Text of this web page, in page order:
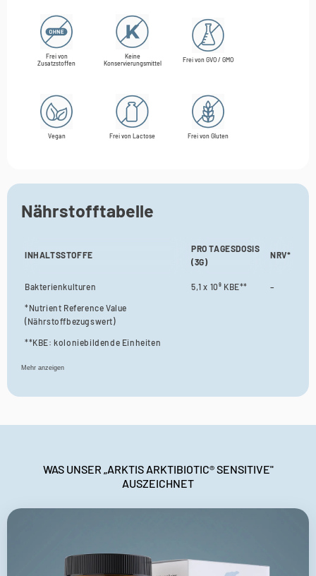
Frei von
Zusatzstoffen
Keine
Konservierungsmittel
Frei von GVO / GMO
Vegan Frei von Lactose Frei von Gluten
Nährstofftabelle
INHALTSSTOFFE
PRO TAGESDOSIS
(3G)
NRV*
Bakterienkulturen 5,1 x 10⁹ KBE** –
*Nutrient Reference Value
(Nährstoffbezugswert)
**KBE: koloniebildende Einheiten
Mehr anzeigen
WAS UNSER „ARKTIS ARKTIBIOTIC® SENSITIVE"
AUSZEICHNET